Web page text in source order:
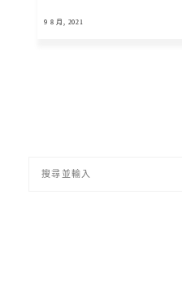
9 8 月, 2021